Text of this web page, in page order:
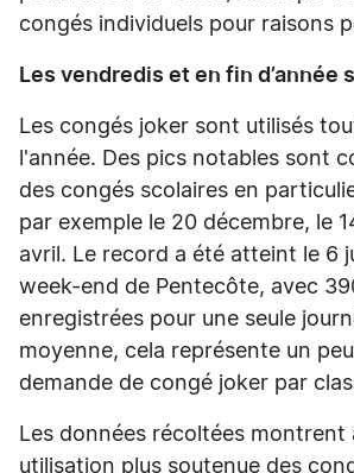
congés individuels pour raisons
Les vendredis et en fin d’année
Les congés joker sont utilisés
l'année. Des pics notables sont
des congés scolaires en
par exemple le 20 décembre, le
avril. Le record a été atteint le 6
week-end de Pentecôte, avec
enregistrées pour une seule
moyenne, cela représente un peu
demande de congé joker par
Les données récoltées montrent
utilisation plus soutenue des